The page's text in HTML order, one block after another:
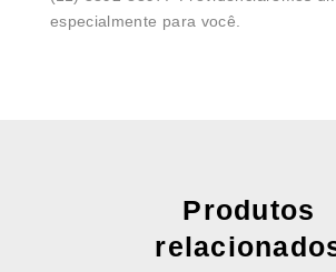
especialmente para você.
Produtos